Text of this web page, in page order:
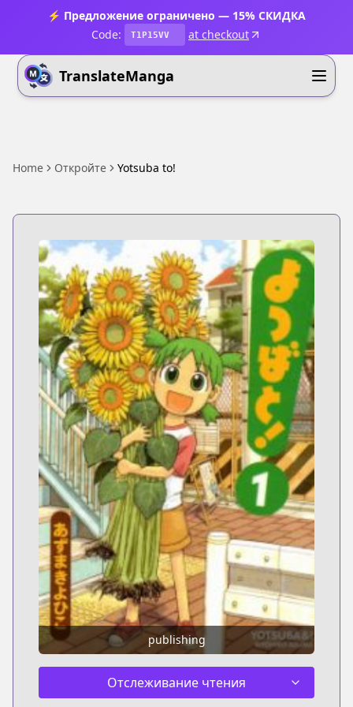
⚡ Предложение ограничено — 15% СКИДКА
Code:
T1P15VV at checkout
TranslateManga
Home Откройте Yotsuba to!
publishing
Отслеживание чтения